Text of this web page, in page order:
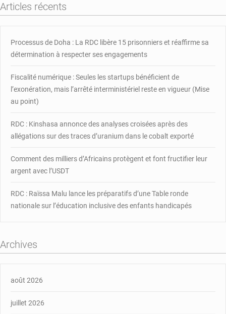
la
recrudescence
Ver
Guinée
Tchad
Articles récents
Processus de Doha : La RDC libère 15 prisonniers et réaffirme sa
détermination à respecter ses engagements
Fiscalité numérique : Seules les startups bénéficient de
l’exonération, mais l’arrêté interministériel reste en vigueur (Mise
au point)
RDC : Kinshasa annonce des analyses croisées après des
allégations sur des traces d’uranium dans le cobalt exporté
Comment des milliers d’Africains protègent et font fructifier leur
argent avec l’USDT
RDC : Raïssa Malu lance les préparatifs d’une Table ronde
nationale sur l’éducation inclusive des enfants handicapés
Archives
août 2026
juillet 2026